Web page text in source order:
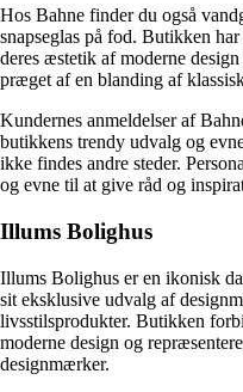
Hos Bahne finder du også
snapseglas på fod. Butikken
deres æstetik af moderne
præget af en blanding af
Kundernes anmeldelser af
butikkens trendy udvalg og
ikke findes andre steder.
og evne til at give råd og
Illums Bolighus
Illums Bolighus er en ikonisk
sit eksklusive udvalg af
livsstilsprodukter. Butikken
moderne design og
designmærker.